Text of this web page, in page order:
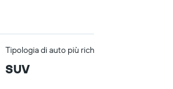
Tipologia di auto più richiesta
SUV